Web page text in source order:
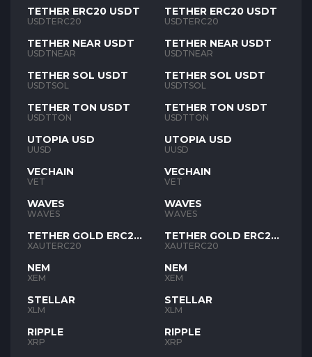
TETHER ERC20 USDT
USDTERC20
TETHER NEAR USDT
USDTNEAR
TETHER SOL USDT
USDTSOL
TETHER TON USDT
USDTTON
UTOPIA USD
UUSD
VECHAIN
VET
WAVES
WAVES
TETHER GOLD ERC20
XAUT
XAUTERC20
NEM
XEM
STELLAR
XLM
RIPPLE
XRP
TETHER ERC20 USDT
USDTERC20
TETHER NEAR USDT
USDTNEAR
TETHER SOL USDT
USDTSOL
TETHER TON USDT
USDTTON
UTOPIA USD
UUSD
VECHAIN
VET
WAVES
WAVES
TETHER GOLD ERC20
XAUT
XAUTERC20
NEM
XEM
STELLAR
XLM
RIPPLE
XRP